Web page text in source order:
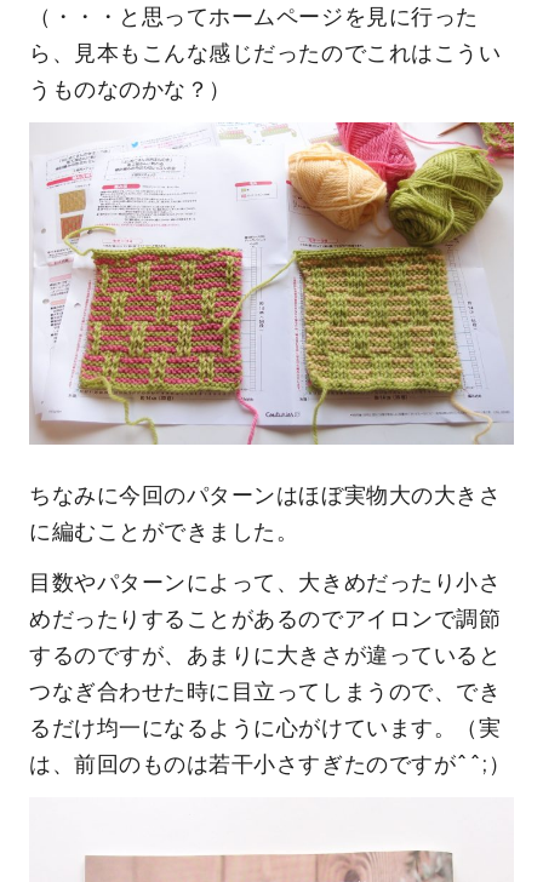
（・・・と思ってホームページを見に行った
ら、見本もこんな感じだったのでこれはこうい
うものなのかな？）
ちなみに今回のパターンはほぼ実物大の大きさ
に編むことができました。
目数やパターンによって、大きめだったり小さ
めだったりすることがあるのでアイロンで調節
するのですが、あまりに大きさが違っていると
つなぎ合わせた時に目立ってしまうので、でき
るだけ均一になるように心がけています。（実
は、前回のものは若干小さすぎたのですが^^;）